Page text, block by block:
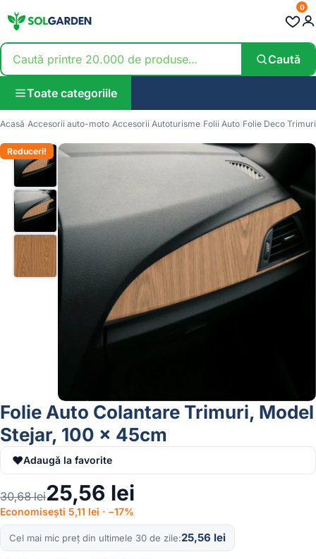
Caută
0
Toate categoriile
Acasă Accesorii auto-moto Accesorii Autoturisme Folii Auto Folie Deco Trimuri
Reduceri!
Folie Auto Colantare Trimuri, Model
Stejar, 100 x 45cm
♥Adaugă la favorite
30,68lei25,56 lei
Economisești 5,11 lei · −17%
Cel mai mic preț din ultimele 30 de zile 25,56 lei